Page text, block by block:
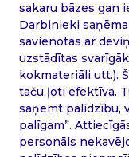
sakaru bāzes gan
Darbinieki
savienotas ar
uzstādītas
kokmateriāli utt.).
taču ļoti efektīva.
saņemt palīdzību,
palīgam”.
personāls